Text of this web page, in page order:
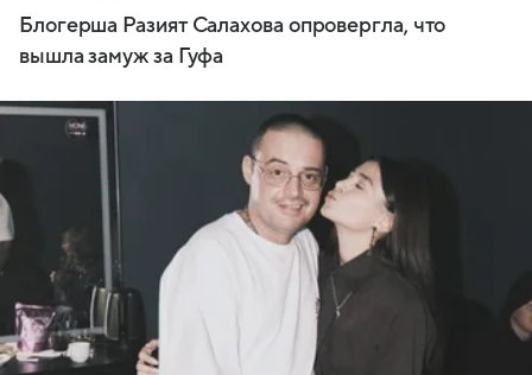
Блогерша Разият Салахова опровергла, что
вышла замуж за Гуфа